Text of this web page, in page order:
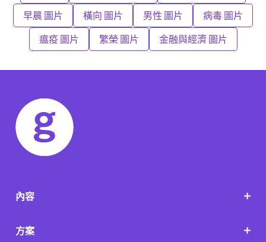
早晨 圖片 橫向 圖片 男性 圖片 病毒 圖片
瘟疫 圖片 繁榮 圖片 金融與經濟 圖片
內容
方案